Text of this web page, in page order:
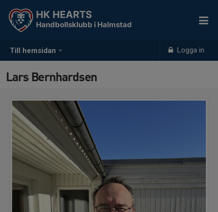
Till hemsidan Logga in
HK HEARTS
Handbollsklubb i Halmstad
Lars Bernhardsen